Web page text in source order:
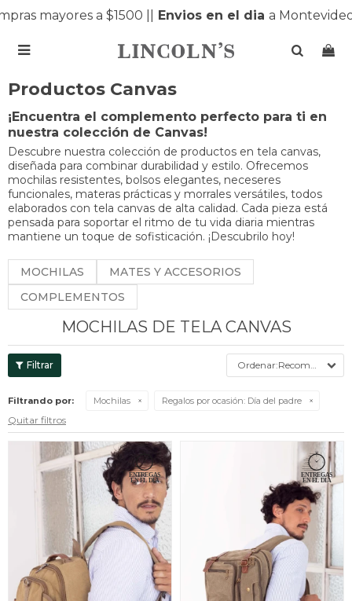
mayores a $1500 || Envios en el diaa Montevideo

Productos Canvas
¡Encuentra el complemento perfecto para ti en
nuestra colección de Canvas!
Descubre nuestra colección de productos en tela canvas,
diseñada para combinar durabilidad y estilo. Ofrecemos
mochilas resistentes, bolsos elegantes, neceseres
funcionales, materas prácticas y morrales versátiles, todos
elaborados con tela canvas de alta calidad. Cada pieza está
pensada para soportar el ritmo de tu vida diaria mientras
mantiene un toque de sofisticación. ¡Descubrilo hoy!
MOCHILAS
MATES Y ACCESORIOS
COMPLEMENTOS
MOCHILAS DE TELA CANVAS
Recomendados
Filtrando por: Mochilas Regalos por ocasión: Día del padre
Quitar filtros